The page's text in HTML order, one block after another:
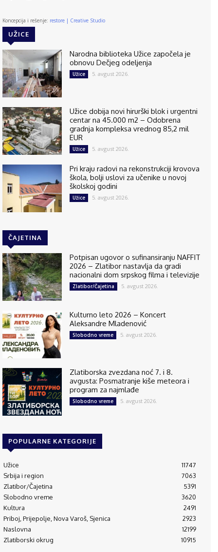
Koncepcija i rešenje: restore | Creative Studio
UŽICE
Narodna biblioteka Užice započela je
obnovu Dečjeg odeljenja
Užice 5. avgust 2026.
Užice dobija novi hirurški blok i urgentni
centar na 45.000 m2 – Odobrena
gradnja kompleksa vrednog 85,2 mil
EUR
Užice 5. avgust 2026.
Pri kraju radovi na rekonstrukciji krovova
škola, bolji uslovi za učenike u novoj
školskoj godini
Užice 5. avgust 2026.
ČAJETINA
Potpisan ugovor o sufinansiranju NAFFIT
2026 – Zlatibor nastavlja da gradi
nacionalni dom srpskog filma i televizije
Zlatibor/Čajetina 5. avgust 2026.
Kulturno leto 2026 – Koncert
Aleksandre Mladenović
Slobodno vreme 5. avgust 2026.
Zlatiborska zvezdana noć 7. i 8.
avgusta: Posmatranje kiše meteora i
program za najmlađe
Slobodno vreme 5. avgust 2026.
POPULARNE KATEGORIJE
Užice
11747
Srbija i region
7063
Zlatibor/Čajetina
5391
Slobodno vreme
3620
Kultura
2491
Priboj, Prijepolje, Nova Varoš, Sjenica
2923
Naslovna
12199
Zlatiborski okrug
10915